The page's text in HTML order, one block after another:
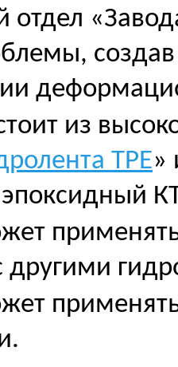
отдел
из
ТРЕ»
другими